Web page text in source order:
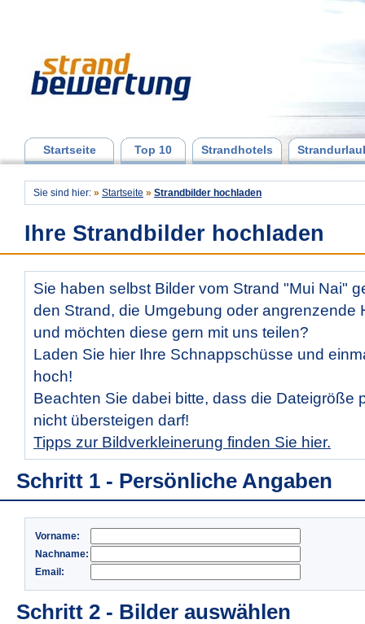
Startseite Top 10 Strandhotels
Sie sind hier: » Startseite » Strandbilder hochladen
Ihre Strandbilder hochladen
Sie haben selbst Bilder vom Strand "Mui Nai"
den Strand, die Umgebung oder angrenzende
und möchten diese gern mit uns teilen?
Laden Sie hier Ihre Schnappschüsse und
hoch!
Beachten Sie dabei bitte, dass die Dateigröße
nicht übersteigen darf!
Tipps zur Bildverkleinerung finden Sie hier.
Schritt 1 - Persönliche Angaben
Vorname:
Nachname:
Email:
Schritt 2 - Bilder auswählen